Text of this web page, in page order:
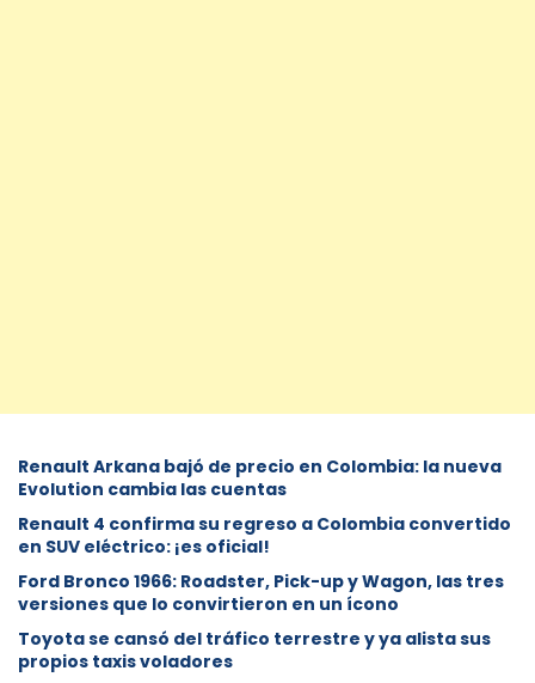
Renault Arkana bajó de precio en Colombia: la nueva
Evolution cambia las cuentas
Renault 4 confirma su regreso a Colombia convertido
en SUV eléctrico: ¡es oficial!
Ford Bronco 1966: Roadster, Pick-up y Wagon, las tres
versiones que lo convirtieron en un ícono
Toyota se cansó del tráfico terrestre y ya alista sus
propios taxis voladores